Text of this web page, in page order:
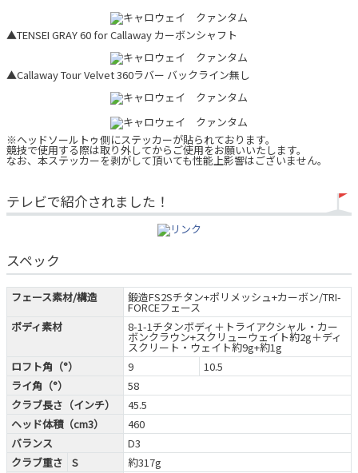
▲TENSEI GRAY 60 for Callaway カーボンシャフト
▲Callaway Tour Velvet 360ラバー バックライン無し
※ヘッドソールトゥ側にステッカーが貼られております。
競技で使用する際は取り外してからご使用をお願いいたします。
なお、本ステッカーを剥がして頂いても性能上影響はございません。
テレビで紹介されました！
スペック
フェース素材/構造 鍛造FS2Sチタン+ポリメッシュ+カーボン/TRI-
FORCEフェース
ボディ素材
8-1-1チタンボディ＋トライアクシャル・カー
ボンクラウン+スクリューウェイト約2g＋ディ
スクリート・ウェイト約9g+約1g
ロフト角（°）
9
10.5
ライ角（°）
58
クラブ長さ（インチ）
45.5
ヘッド体積（cm3）
460
バランス
D3
クラブ重さ
S
約317g